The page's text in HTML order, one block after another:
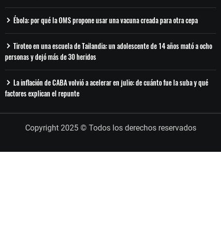
Ébola: por qué la OMS propone usar una vacuna creada para otra cepa
Tiroteo en una escuela de Tailandia: un adolescente de 14 años mató a ocho
personas y dejó más de 30 heridos
La inflación de CABA volvió a acelerar en julio: de cuánto fue la suba y qué
factores explican el repunte
Copyright 2025 © Todos los derechos reservados